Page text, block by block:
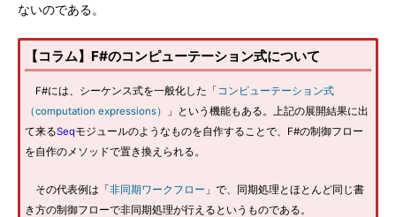
ないのである。
【コラム】F#のコンピューテーション式について
F#には、シーケンス式を一般化した「 コンピューテーション式
（computation expressions）
」という機能もある。上記の展開結果に出
て来るSeqモジュールのようなものを自作することで、F#の制御フロー
を自作のメソッドで置き換えられる。
その代表例は「 非同期ワークフロー 」で、同期処理とほとんど同じ書
き方の制御フローで非同期処理が行えるというものである。